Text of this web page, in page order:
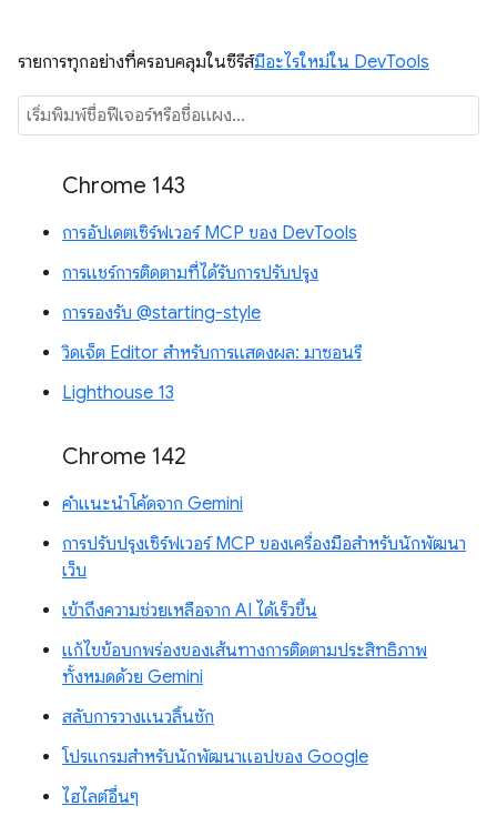
รายการทุกอย่างที่ครอบคลุมในซีรีส์มีอะไรใหม่ใน DevTools
Chrome 143
การอัปเดตเซิร์ฟเวอร์ MCP ของ DevTools
การแชร์การติดตามที่ได้รับการปรับปรุง
การรองรับ @starting-style
วิดเจ็ต Editor สำหรับการแสดงผล: มาซอนรี
Lighthouse 13
Chrome 142
คำแนะนำโค้ดจาก Gemini
การปรับปรุงเซิร์ฟเวอร์ MCP ของเครื่องมือสำหรับนักพัฒนา
เว็บ
เข้าถึงความช่วยเหลือจาก AI ได้เร็วขึ้น
แก้ไขข้อบกพร่องของเส้นทางการติดตามประสิทธิภาพ
ทั้งหมดด้วย Gemini
สลับการวางแนวลิ้นชัก
โปรแกรมสำหรับนักพัฒนาแอปของ Google
ไฮไลต์อื่นๆ